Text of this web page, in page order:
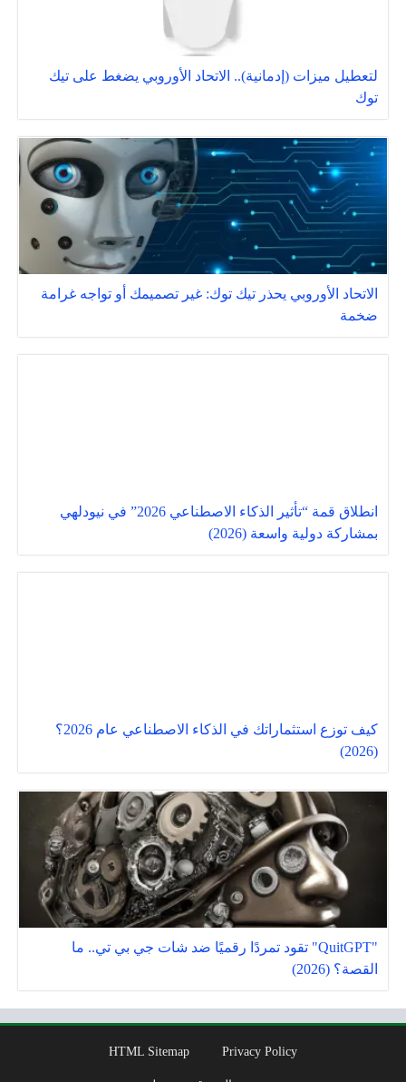
لتعطيل ميزات (إدمانية).. الاتحاد الأوروبي يضغط على تيك
توك ‎‎
الاتحاد الأوروبي يحذر تيك توك: غير تصميمك أو تواجه غرامة
ضخمة
انطلاق قمة “تأثير الذكاء الاصطناعي 2026” في نيودلهي
بمشاركة دولية واسعة (2026)
كيف توزع استثماراتك في الذكاء الاصطناعي عام 2026؟
(2026)
"QuitGPT" تقود تمردًا رقميًا ضد شات جي بي تي.. ما
القصة؟ (2026)
Privacy Policy
HTML Sitemap